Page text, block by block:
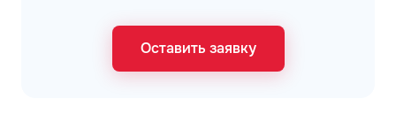
Оставить заявку